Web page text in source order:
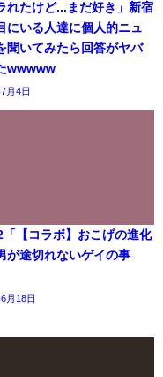
れたけど...まだ好き」新宿
にいる人達に個人的ニュ
聞いてみたら回答がヤバ
wwwww
月4日
「【コラボ】おこげの進化
が途切れないゲイの事
月18日